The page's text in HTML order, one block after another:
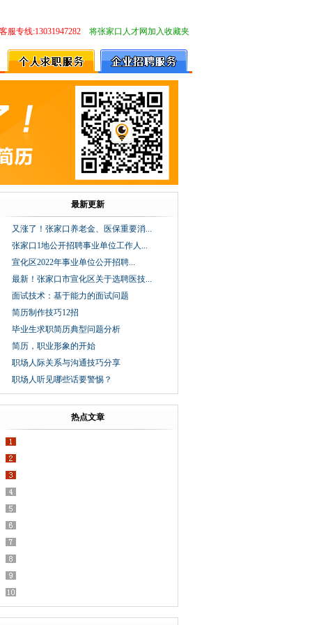
客服专线:13031947282 将张家口人才网加入收藏夹
最新更新
又涨了！张家口养老金、医保重要消...
张家口1地公开招聘事业单位工作人...
宣化区2022年事业单位公开招聘...
最新！张家口市宣化区关于选聘医技...
面试技术：基于能力的面试问题
简历制作技巧12招
毕业生求职简历典型问题分析
简历，职业形象的开始
职场人际关系与沟通技巧分享
职场人听见哪些话要警惕？
热点文章